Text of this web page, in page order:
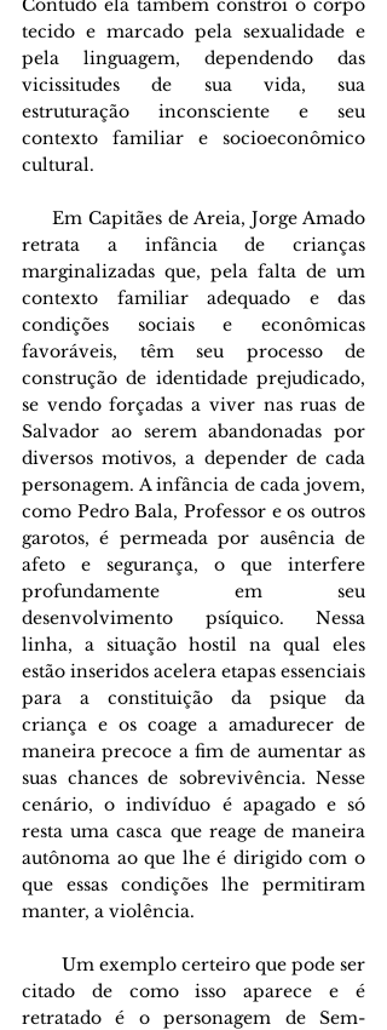
Contudo ela também constrói o corpo
tecido e marcado pela sexualidade e
pela linguagem, dependendo das
vicissitudes de sua vida, sua
estruturação inconsciente e seu
contexto familiar e socioeconômico
cultural.
retrata a infância de crianças
marginalizadas que, pela falta de um
contexto familiar adequado e das
condições sociais e econômicas
favoráveis, têm seu processo de
construção de identidade prejudicado,
se vendo forçadas a viver nas ruas de
Salvador ao serem abandonadas por
diversos motivos, a depender de cada
personagem. A infância de cada jovem,
como Pedro Bala, Professor e os outros
garotos, é permeada por ausência de
afeto e segurança, o que interfere
profundamente em seu
desenvolvimento psíquico. Nessa
linha, a situação hostil na qual eles
estão inseridos acelera etapas essenciais
para a constituição da psique da
criança e os coage a amadurecer de
maneira precoce a fim de aumentar as
suas chances de sobrevivência. Nesse
cenário, o indivíduo é apagado e só
resta uma casca que reage de maneira
autônoma ao que lhe é dirigido com o
que essas condições lhe permitiram
manter, a violência.
citado de como isso aparece e é
retratado é o personagem de Sem-